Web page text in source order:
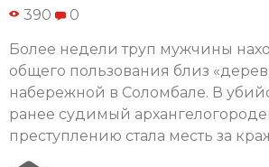
390 0
Более недели труп мужчины
общего пользования близ
набережной в Соломбале. В
ранее судимый
преступлению стала месть за